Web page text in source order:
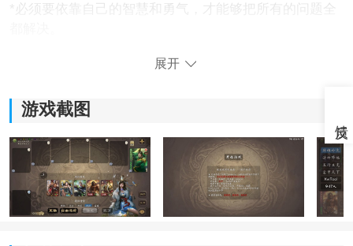
*必须要依靠自己的智慧和勇气，才能够把所有的问题全
展开
游戏截图